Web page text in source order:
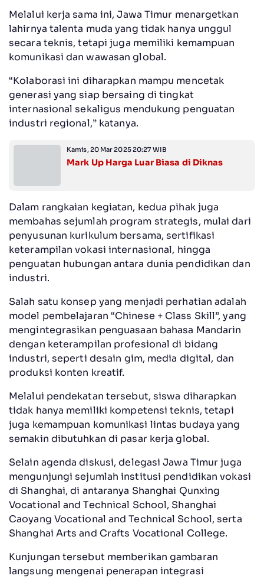
Melalui kerja sama ini, Jawa Timur menargetkan
lahirnya talenta muda yang tidak hanya unggul
secara teknis, tetapi juga memiliki kemampuan
komunikasi dan wawasan global.
“Kolaborasi ini diharapkan mampu mencetak
generasi yang siap bersaing di tingkat
internasional sekaligus mendukung penguatan
industri regional,” katanya.
Kamis, 20 Mar 2025 20:27 WIB
Mark Up Harga Luar Biasa di Diknas
Dalam rangkaian kegiatan, kedua pihak juga
membahas sejumlah program strategis, mulai dari
penyusunan kurikulum bersama, sertifikasi
keterampilan vokasi internasional, hingga
penguatan hubungan antara dunia pendidikan dan
industri.
Salah satu konsep yang menjadi perhatian adalah
model pembelajaran “Chinese + Class Skill”, yang
mengintegrasikan penguasaan bahasa Mandarin
dengan keterampilan profesional di bidang
industri, seperti desain gim, media digital, dan
produksi konten kreatif.
Melalui pendekatan tersebut, siswa diharapkan
tidak hanya memiliki kompetensi teknis, tetapi
juga kemampuan komunikasi lintas budaya yang
semakin dibutuhkan di pasar kerja global.
Selain agenda diskusi, delegasi Jawa Timur juga
mengunjungi sejumlah institusi pendidikan vokasi
di Shanghai, di antaranya Shanghai Qunxing
Vocational and Technical School, Shanghai
Caoyang Vocational and Technical School, serta
Shanghai Arts and Crafts Vocational College.
Kunjungan tersebut memberikan gambaran
langsung mengenai penerapan integrasi